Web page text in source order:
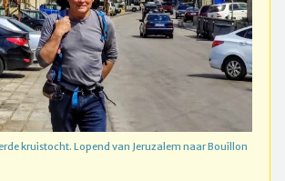
kruistocht. Lopend van Jeruzalem naar Bouillon